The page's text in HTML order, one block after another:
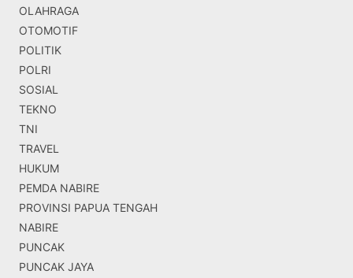
OLAHRAGA
OTOMOTIF
POLITIK
POLRI
SOSIAL
TEKNO
TNI
TRAVEL
HUKUM
PEMDA NABIRE
PROVINSI PAPUA TENGAH
NABIRE
PUNCAK
PUNCAK JAYA